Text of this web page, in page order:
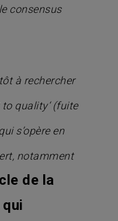
consensus
à rechercher
quality‘ (fuite
s’opère en
notamment
de la